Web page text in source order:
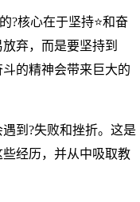
?核心在于坚持⭐和奋
弃，而是要坚持到
的精神会带来巨大的
到?失败和挫折。这是
经历，并从中吸取教